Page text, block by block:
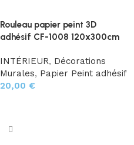
Rouleau papier peint 3D
adhésif CF-1008 120x300cm
INTÉRIEUR, Décorations
Murales, Papier Peint adhésif
20,00 €